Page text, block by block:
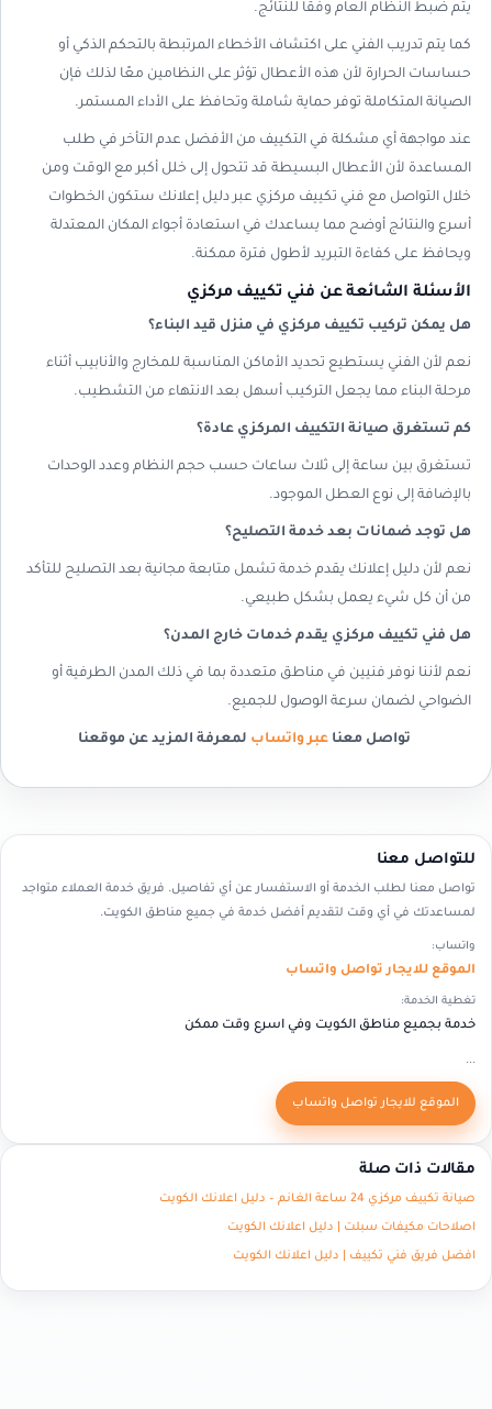
يتم ضبط النظام العام وفقًا للنتائج.
كما يتم تدريب الفني على اكتشاف الأخطاء المرتبطة بالتحكم الذكي أو
حساسات الحرارة لأن هذه الأعطال تؤثر على النظامين معًا لذلك فإن
الصيانة المتكاملة توفر حماية شاملة وتحافظ على الأداء المستمر.
عند مواجهة أي مشكلة في التكييف من الأفضل عدم التأخر في طلب
المساعدة لأن الأعطال البسيطة قد تتحول إلى خلل أكبر مع الوقت ومن
خلال التواصل مع فني تكييف مركزي عبر دليل إعلانك ستكون الخطوات
أسرع والنتائج أوضح مما يساعدك في استعادة أجواء المكان المعتدلة
ويحافظ على كفاءة التبريد لأطول فترة ممكنة.
الأسئلة الشائعة عن فني تكييف مركزي
هل يمكن تركيب تكييف مركزي في منزل قيد البناء؟
نعم لأن الفني يستطيع تحديد الأماكن المناسبة للمخارج والأنابيب أثناء
مرحلة البناء مما يجعل التركيب أسهل بعد الانتهاء من التشطيب.
كم تستغرق صيانة التكييف المركزي عادة؟
تستغرق بين ساعة إلى ثلاث ساعات حسب حجم النظام وعدد الوحدات
بالإضافة إلى نوع العطل الموجود.
هل توجد ضمانات بعد خدمة التصليح؟
نعم لأن دليل إعلانك يقدم خدمة تشمل متابعة مجانية بعد التصليح للتأكد
من أن كل شيء يعمل بشكل طبيعي.
هل فني تكييف مركزي يقدم خدمات خارج المدن؟
نعم لأننا نوفر فنيين في مناطق متعددة بما في ذلك المدن الطرفية أو
الضواحي لضمان سرعة الوصول للجميع.
تواصل معنا عبر واتساب لمعرفة المزيد عن موقعنا
للتواصل معنا
تواصل معنا لطلب الخدمة أو الاستفسار عن أي تفاصيل. فريق خدمة العملاء متواجد
لمساعدتك في أي وقت لتقديم أفضل خدمة في جميع مناطق الكويت.
واتساب:
الموقع للايجار تواصل واتساب
تغطية الخدمة:
خدمة بجميع مناطق الكويت وفي اسرع وقت ممكن
...
الموقع للايجار تواصل واتساب
مقالات ذات صلة
صيانة تكييف مركزي 24 ساعة الغانم – دليل اعلانك الكويت
اصلاحات مكيفات سبلت | دليل اعلانك الكويت
افضل فريق فني تكييف | دليل اعلانك الكويت